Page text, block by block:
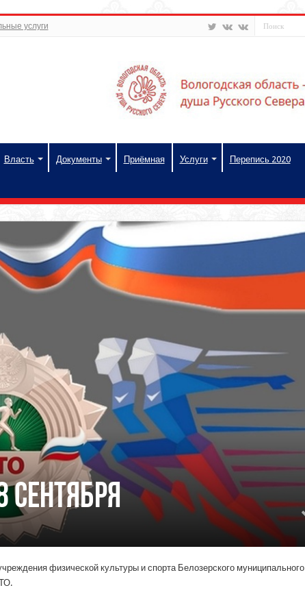
услуги
Власть Документы Приёмная Услуги Перепись 2020
сентября
физической культуры и спорта Белозерского муниципального